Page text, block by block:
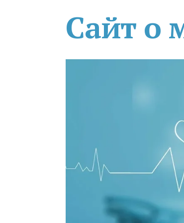
Сайт о